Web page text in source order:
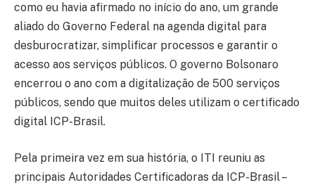
como eu havia afirmado no início do ano, um grande
aliado do Governo Federal na agenda digital para
desburocratizar, simplificar processos e garantir o
acesso aos serviços públicos. O governo Bolsonaro
encerrou o ano com a digitalização de 500 serviços
públicos, sendo que muitos deles utilizam o certificado
digital ICP-Brasil.
Pela primeira vez em sua história, o ITI reuniu as
principais Autoridades Certificadoras da ICP-Brasil –